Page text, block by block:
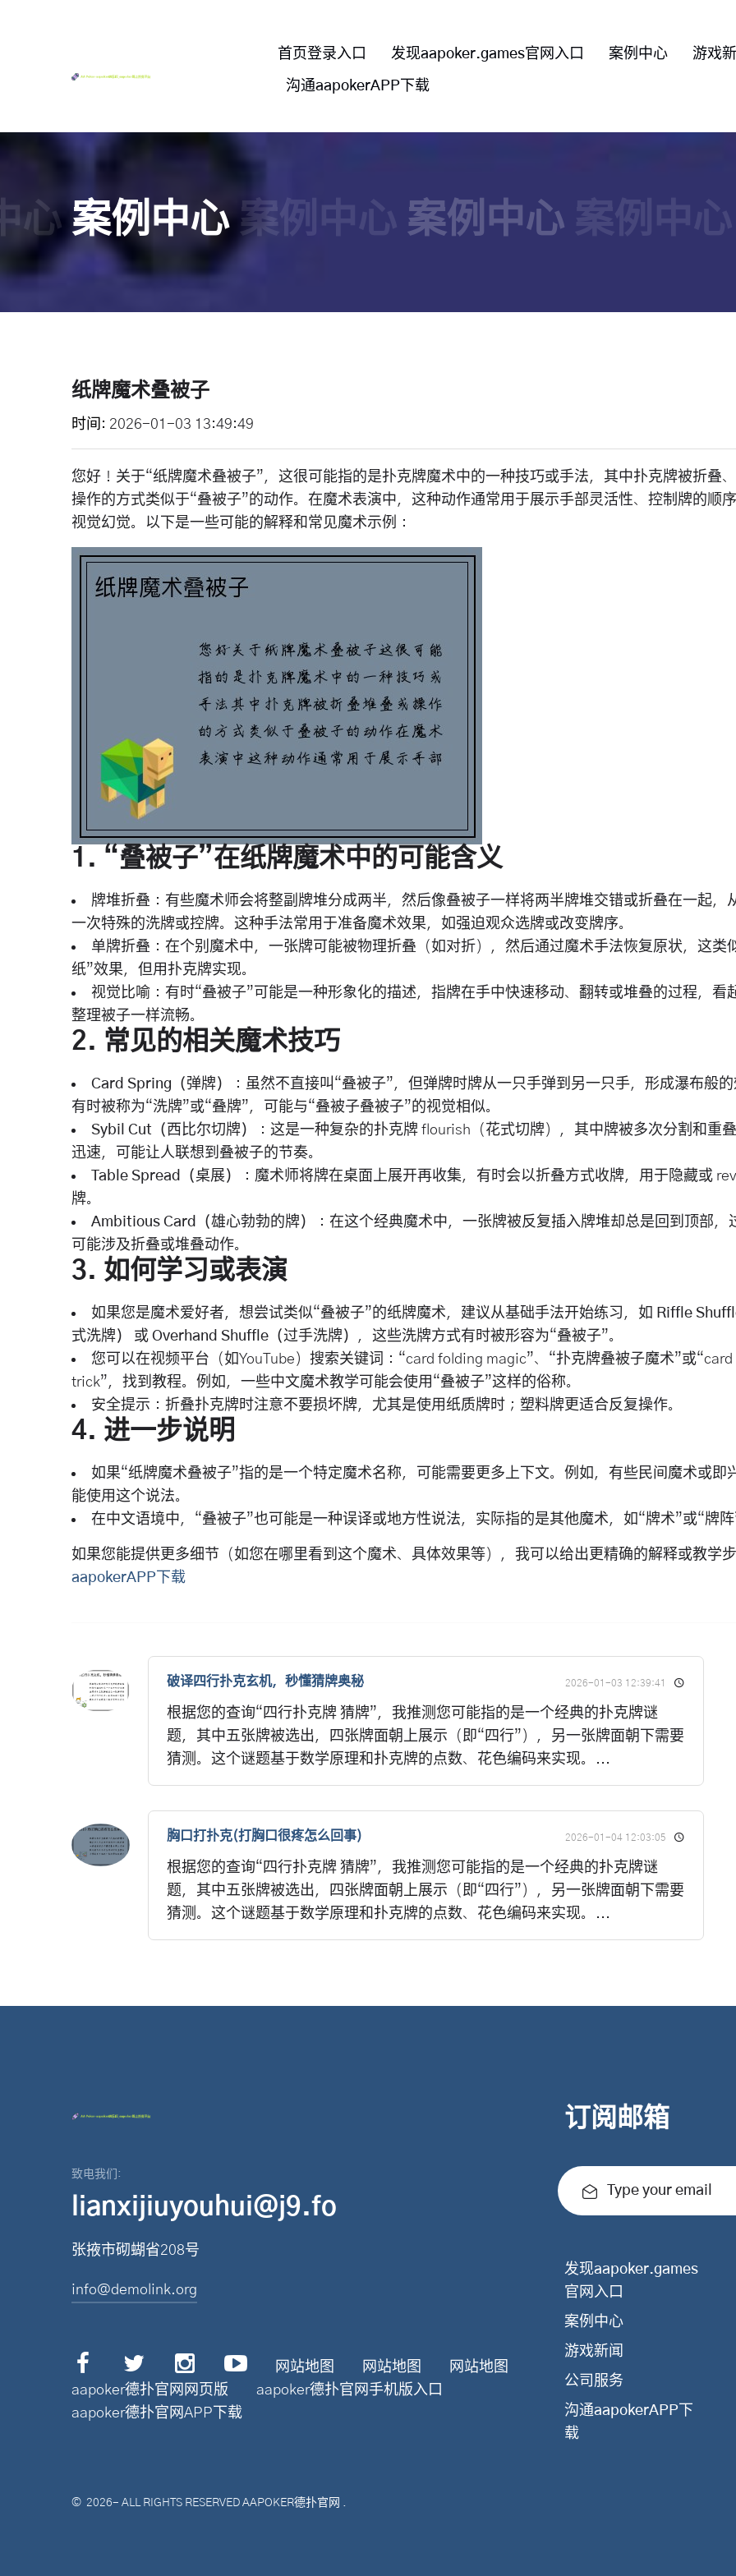
首页登录入口 发现aapoker.games官网入口 案例中心 游戏
沟通aapokerAPP下载
心 案例中心 案例中心 案例中心
纸牌魔术叠被子
时间 2026-01-03 13:49:49
您好！关于“纸牌魔术叠被子”，这很可能指的是扑克牌魔术中的一种技巧或手法，其中扑克牌被折叠
操作的方式类似于“叠被子”的动作。在魔术表演中，这种动作通常用于展示手部灵活性、控制牌的顺
视觉幻觉。以下是一些可能的解释和常见魔术示例：
1. “叠被子”在纸牌魔术中的可能含义
牌堆折叠 ：有些魔术师会将整副牌堆分成两半，然后像叠被子一样将两半牌堆交错或折叠在一起，
一次特殊的洗牌或控牌。这种手法常用于准备魔术效果，如强迫观众选牌或改变牌序。
单牌折叠 ：在个别魔术中，一张牌可能被物理折叠（如对折），然后通过魔术手法恢复原状，这类
纸”效果，但用扑克牌实现。
视觉比喻 ：有时“叠被子”可能是一种形象化的描述，指牌在手中快速移动、翻转或堆叠的过程，看
整理被子一样流畅。
2. 常见的相关魔术技巧
Card Spring（弹牌）
：虽然不直接叫“叠被子”，但弹牌时牌从一只手弹到另一只手，形成瀑布般的
有时被称为“洗牌”或“叠牌”，可能与“叠被子叠被子”的视觉相似。
Sybil Cut（西比尔切牌）
：这是一种复杂的扑克牌 flourish（花式切牌），其中牌被多次分割和重
迅速，可能让人联想到叠被子的节奏。
Table Spread（桌展）
：魔术师将牌在桌面上展开再收集，有时会以折叠方式收牌，用于隐藏或
牌。
Ambitious Card（雄心勃勃的牌）
：在这个经典魔术中，一张牌被反复插入牌堆却总是回到顶部，
可能涉及折叠或堆叠动作。
3. 如何学习或表演
如果您是魔术爱好者，想尝试类似“叠被子”的纸牌魔术，建议从基础手法开始练习，如 Riffle
式洗牌）
或 Overhand Shuffle（过手洗牌）
，这些洗牌方式有时被形容为“叠被子”。
您可以在视频平台（如YouTube）搜索关键词：“card folding magic”、“扑克牌叠被子魔术”或
trick”，找到教程。例如，一些中文魔术教学可能会使用“叠被子”这样的俗称。
安全提示：折叠扑克牌时注意不要损坏牌，尤其是使用纸质牌时；塑料牌更适合反复操作。
4. 进一步说明
如果“纸牌魔术叠被子”指的是一个特定魔术名称，可能需要更多上下文。例如，有些民间魔术或即
能使用这个说法。
在中文语境中，“叠被子”也可能是一种误译或地方性说法，实际指的是其他魔术，如“牌术”或“牌阵
如果您能提供更多细节（如您在哪里看到这个魔术、具体效果等），我可以给出更精确的解释或教学步
aapokerAPP下载
破译四行扑克玄机，秒懂猜牌奥秘 2026-01-03 12:39:41
根据您的查询“四行扑克牌 猜牌”，我推测您可能指的是一个经典的扑克牌谜
题，其中五张牌被选出，四张牌面朝上展示（即“四行”），另一张牌面朝下需要
猜测。这个谜题基于数学原理和扑克牌的点数、花色编码来实现。...
胸口打扑克(打胸口很疼怎么回事) 2026-01-04 12:03:05
根据您的查询“四行扑克牌 猜牌”，我推测您可能指的是一个经典的扑克牌谜
题，其中五张牌被选出，四张牌面朝上展示（即“四行”），另一张牌面朝下需要
猜测。这个谜题基于数学原理和扑克牌的点数、花色编码来实现。...
致电我们:
lianxijiuyouhui@j9.fo
张掖市砌蝴省208号
info@demolink.org
网站地图 网站地图
网站地图
aapoker德扑官网网页版
aapoker德扑官网手机版入口
aapoker德扑官网APP下载
订阅邮箱
Type your email
发现aapoker.games
官网入口
案例中心
游戏新闻
公司服务
沟通aapokerAPP下
载
© 2026- ALL RIGHTS RESERVED AAPOKER德扑官网 .